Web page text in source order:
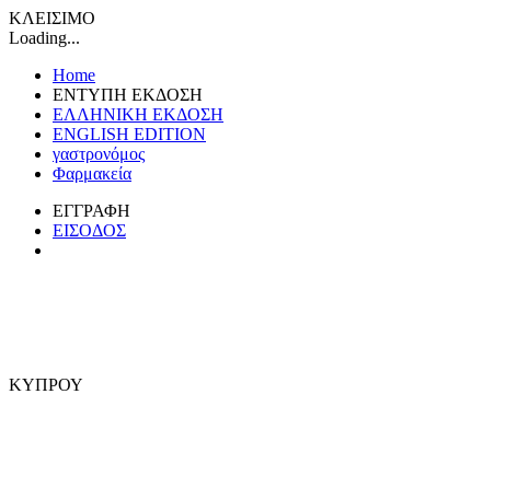
ΚΛΕΙΣΙΜΟ
Loading...
Home
ΕΝΤΥΠΗ ΕΚΔΟΣΗ
ΕΛΛΗΝΙΚΗ ΕΚΔΟΣΗ
ENGLISH EDITION
γαστρονόμος
Φαρμακεία
ΕΓΓΡΑΦΗ
ΕΙΣΟΔΟΣ
ΚΥΠΡΟΥ